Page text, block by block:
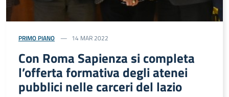
PRIMO PIANO 14 MAR 2022
Con Roma Sapienza si completa
l’offerta formativa degli atenei
pubblici nelle carceri del lazio